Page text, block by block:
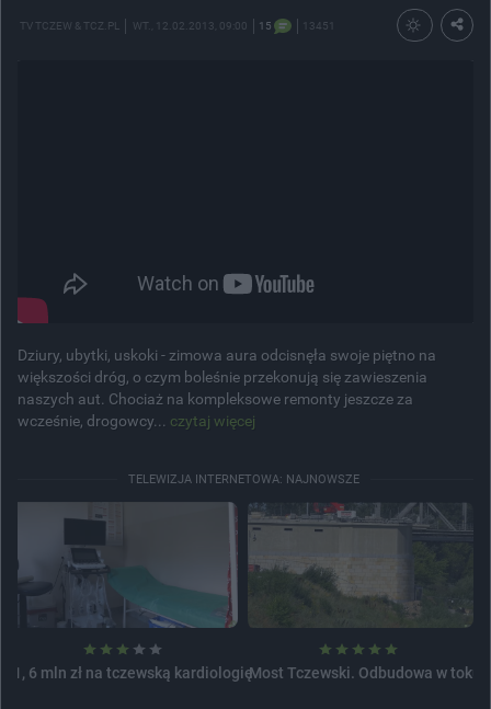
TV TCZEW & TCZ.PL WT. , 12.02.2013, 09:00 15 13451
Dziury, ubytki, uskoki - zimowa aura odcisnęła swoje piętno na
większości dróg, o czym boleśnie przekonują się zawieszenia
naszych aut. Chociaż na kompleksowe remonty jeszcze za
wcześnie, drogowcy... czytaj więcej
TELEWIZJA INTERNETOWA: NAJNOWSZE
1, 6 mln zł na tczewską kardiologięMost Tczewski. Odbudowa w toku